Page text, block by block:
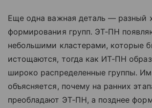
Еще одна важная деталь — разный
формирования групп. ЭТ‑ПН
небольшими кластерами, которые
истощаются, тогда как ИТ‑ПН
широко распределенные группы.
объясняется, почему на ранних
преобладают ЭТ‑ПН, а позднее